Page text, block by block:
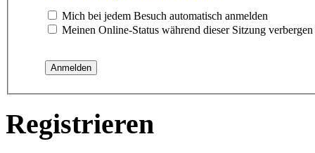
Mich bei jedem Besuch automatisch anmelden
Meinen Online-Status während dieser Sitzung verbergen
Registrieren